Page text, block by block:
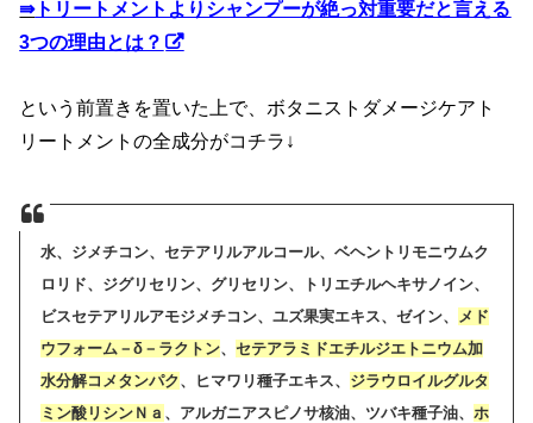
⇛トリートメントよりシャンプーが絶っ対重要だと言える
3つの理由とは？
という前置きを置いた上で、ボタニストダメージケアト
リートメントの全成分がコチラ↓
水、ジメチコン、セテアリルアルコール、ベヘントリモニウムク
ロリド、ジグリセリン、グリセリン、トリエチルヘキサノイン、
ビスセテアリルアモジメチコン、ユズ果実エキス、ゼイン、
メド
ウフォーム－δ－ラクトン、セテアラミドエチルジエトニウム加
水分解コメタンパク、ヒマワリ種子エキス、 ジラウロイルグルタ
ミン酸リシンＮａ 、アルガニアスピノサ核油、ツバキ種子油、ホ